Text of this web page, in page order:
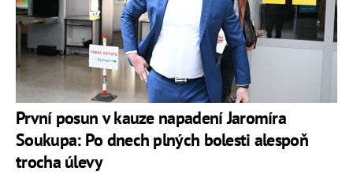
První posun v kauze napadení Jaromíra
Soukupa: Po dnech plných bolesti alespoň
trocha úlevy